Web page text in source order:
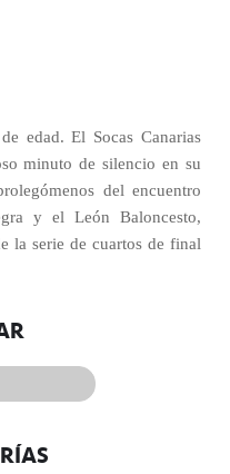
edad. El Socas Canarias
minuto de silencio en su
del encuentro
y el León Baloncesto,
la serie de cuartos de final